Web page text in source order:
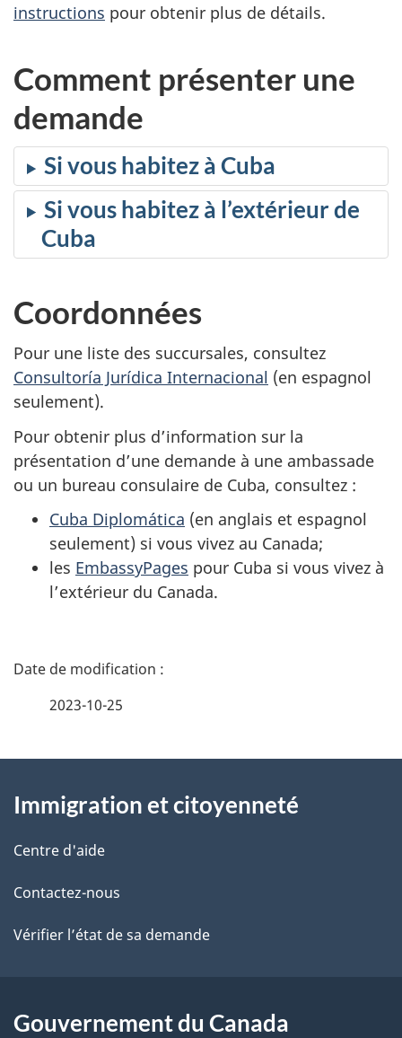
instructions pour obtenir plus de détails.
Comment présenter une
demande
Si vous habitez à Cuba
Si vous habitez à l’extérieur de
Cuba
Coordonnées
Pour une liste des succursales, consultez
Consultoría Jurídica Internacional (en espagnol
seulement).
Pour obtenir plus d’information sur la
présentation d’une demande à une ambassade
ou un bureau consulaire de Cuba, consultez :
Cuba Diplomática (en anglais et espagnol
seulement) si vous vivez au Canada;
les EmbassyPages pour Cuba si vous vivez à
l’extérieur du Canada.
D
i
l
s
d
l
2023-10-25
propos
de
ce
site
Immigration et citoyenneté
Centre d'aide
Contactez-nous
Vérifier l’état de sa demande
Gouvernement du Canada